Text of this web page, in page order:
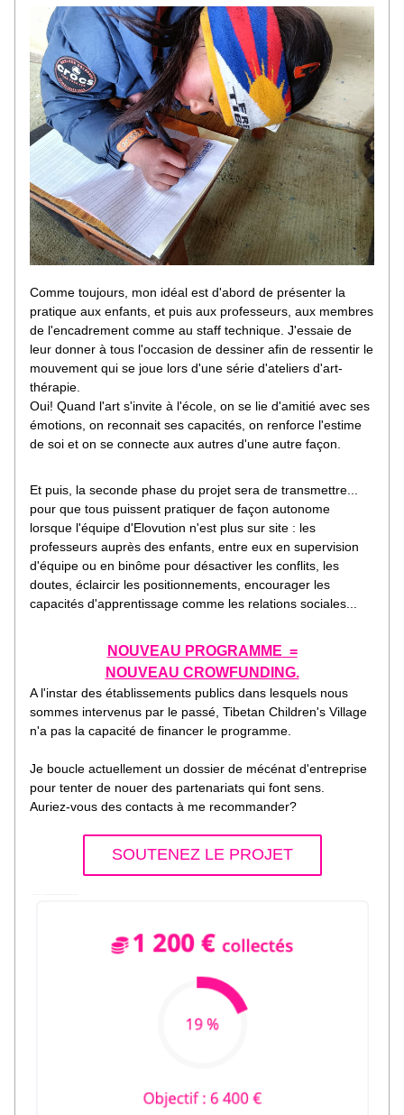
Comme toujours, mon idéal est d'abord de présenter la
pratique aux enfants, et puis aux professeurs, aux membres
de l'encadrement comme au staff technique. J'essaie de
leur donner à tous l'occasion de dessiner afin de ressentir le
mouvement qui se joue lors d'une série d'ateliers d'art-
thérapie.
Oui! Quand l'art s'invite à l'école, on se lie d'amitié avec ses
émotions, on reconnait ses capacités, on renforce l'estime
de soi et on se connecte aux autres d'une autre façon.
Et puis, la seconde phase du projet sera de transmettre...
pour que tous puissent pratiquer de façon autonome
lorsque l'équipe d'Elovution n'est plus sur site : les
professeurs auprès des enfants, entre eux en supervision
d'équipe ou en binôme pour désactiver les conflits, les
doutes, éclaircir les positionnements, encourager les
capacités d'apprentissage comme les relations sociales...
NOUVEAU PROGRAMME
  =
NOUVEAU CROWFUNDING.
A l'instar des établissements publics dans lesquels nous
sommes intervenus par le passé, Tibetan Children's Village
n'a pas la capacité de financer le programme.
Je boucle actuellement un dossier de mécénat d'entreprise
pour tenter de nouer des partenariats qui font sens.
Auriez-vous des contacts à me recommander?
SOUTENEZ LE PROJET